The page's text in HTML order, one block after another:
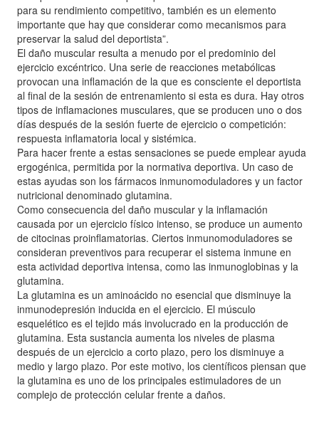
para su rendimiento competitivo, también es un elemento
importante que hay que considerar como mecanismos para
preservar la salud del deportista”.
El daño muscular resulta a menudo por el predominio del
ejercicio excéntrico. Una serie de reacciones metabólicas
provocan una inflamación de la que es consciente el deportista
al final de la sesión de entrenamiento si esta es dura. Hay otros
tipos de inflamaciones musculares, que se producen uno o dos
días después de la sesión fuerte de ejercicio o competición:
respuesta inflamatoria local y sistémica.
Para hacer frente a estas sensaciones se puede emplear ayuda
ergogénica, permitida por la normativa deportiva. Un caso de
estas ayudas son los fármacos inmunomoduladores y un factor
nutricional denominado glutamina.
Como consecuencia del daño muscular y la inflamación
causada por un ejercicio físico intenso, se produce un aumento
de citocinas proinflamatorias. Ciertos inmunomoduladores se
consideran preventivos para recuperar el sistema inmune en
esta actividad deportiva intensa, como las inmunoglobinas y la
glutamina.
La glutamina es un aminoácido no esencial que disminuye la
inmunodepresión inducida en el ejercicio. El músculo
esquelético es el tejido más involucrado en la producción de
glutamina. Esta sustancia aumenta los niveles de plasma
después de un ejercicio a corto plazo, pero los disminuye a
medio y largo plazo. Por este motivo, los científicos piensan que
la glutamina es uno de los principales estimuladores de un
complejo de protección celular frente a daños.